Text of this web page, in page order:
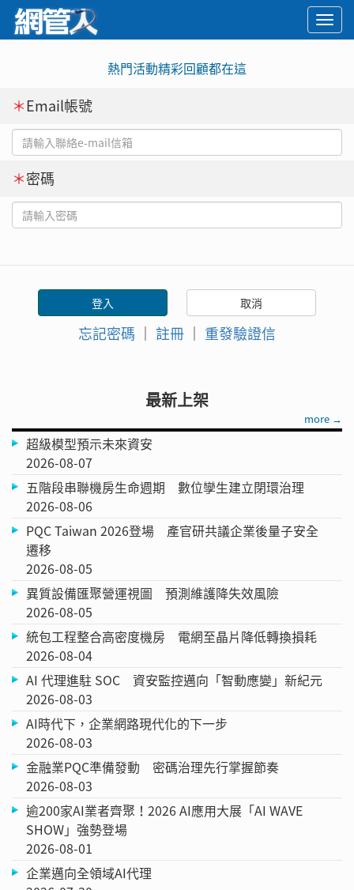
熱門活動精彩回顧都在這
＊Email帳號
＊密碼
忘記密碼 ｜ 註冊 ｜ 重發驗證信
最新上架
more →
超級模型預示未來資安
2026-08-07
五階段串聯機房生命週期 數位孿生建立閉環治理
2026-08-06
PQC Taiwan 2026登場 產官研共議企業後量子安全
遷移
2026-08-05
異質設備匯聚營運視圖 預測維護降失效風險
2026-08-05
統包工程整合高密度機房 電網至晶片降低轉換損耗
2026-08-04
AI 代理進駐 SOC 資安監控邁向「智動應變」新紀元
2026-08-03
AI時代下，企業網路現代化的下一步
2026-08-03
金融業PQC準備發動 密碼治理先行掌握節奏
2026-08-03
逾200家AI業者齊聚！2026 AI應用大展「AI WAVE
SHOW」強勢登場
2026-08-01
企業邁向全領域AI代理